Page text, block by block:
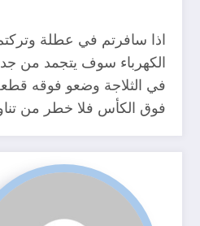
اذا سافرتم في عطلة
الكهرباء سوف يتجمد من
في الثلاجة وضعو فوقه
فوق الكأس فلا خطر من